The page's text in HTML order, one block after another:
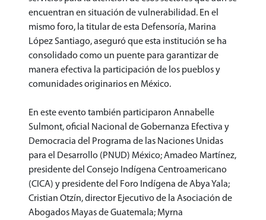
encuentran en situación de vulnerabilidad. En el
mismo foro, la titular de esta Defensoría, Marina
López Santiago, aseguró que esta institución se ha
consolidado como un puente para garantizar de
manera efectiva la participación de los pueblos y
comunidades originarios en México.
En este evento también participaron Annabelle
Sulmont, oficial Nacional de Gobernanza Efectiva y
Democracia del Programa de las Naciones Unidas
para el Desarrollo (PNUD) México; Amadeo Martínez,
presidente del Consejo Indígena Centroamericano
(CICA) y presidente del Foro Indígena de Abya Yala;
Cristian Otzín, director Ejecutivo de la Asociación de
Abogados Mayas de Guatemala; Myrna